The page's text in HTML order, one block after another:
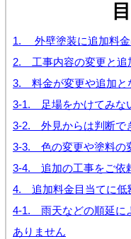
1. 外壁塗装に追加料金
2. 工事内容の変更と追
3. 料金が変更や追加と
3-1. 足場をかけてみな
3-2. 外見からは判断で
3-3. 色の変更や塗料の
3-4. 追加の工事をご依
4. 追加料金目当てに低
4-1. 雨天などの順延に
ありません